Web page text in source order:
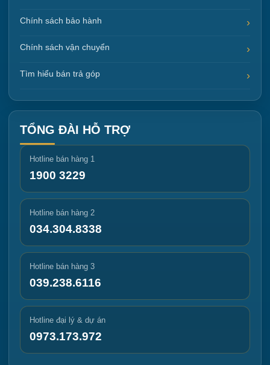
Chính sách bảo hành
Chính sách vận chuyển
Tìm hiểu bán trả góp
TỔNG ĐÀI HỖ TRỢ
Hotline bán hàng 1
1900 3229
Hotline bán hàng 2
034.304.8338
Hotline bán hàng 3
039.238.6116
Hotline đại lý & dự án
0973.173.972